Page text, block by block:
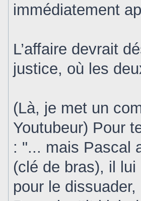
immédiatement
L’affaire devrait
justice, où les
(Là, je met un
Youtubeur) Pour
: "... mais Pascal
(clé de bras), il
pour le